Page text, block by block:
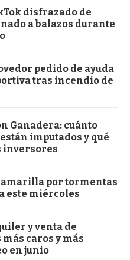
disfrazado de
a balazos durante
pedido de ayuda
tras incendio de
Ganadera: cuánto
imputados y qué
inversores
por tormentas
este miércoles
y venta de
caros y más
en junio